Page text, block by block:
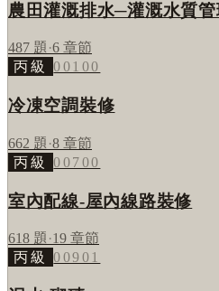
農田灌溉排水─灌溉水質
487 題 ·6 章節
丙級
00100
冷凍空調裝修
662 題 ·8 章節
丙級
00700
室內配線-屋內線路裝修
618 題 ·19 章節
丙級
00901